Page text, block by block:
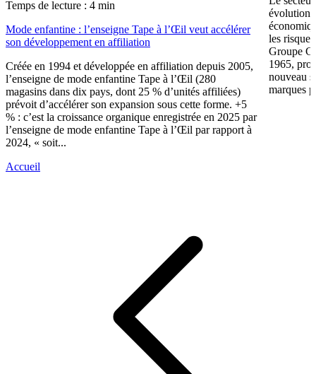
Temps de lecture : 4 min
Mode enfantine : l’enseigne Tape à l’Œil veut accélérer
son développement en affiliation
Créée en 1994 et développée en affiliation depuis 2005,
l’enseigne de mode enfantine Tape à l’Œil (280
magasins dans dix pays, dont 25 % d’unités affiliées)
prévoit d’accélérer son expansion sous cette forme. +5
% : c’est la croissance organique enregistrée en 2025 par
l’enseigne de mode enfantine Tape à l’Œil par rapport à
2024, « soit...
évolution
les
Groupe
1965,
nouveau
marques
Accueil